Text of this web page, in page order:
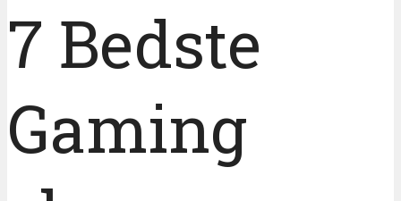
7 Bedste
Gaming